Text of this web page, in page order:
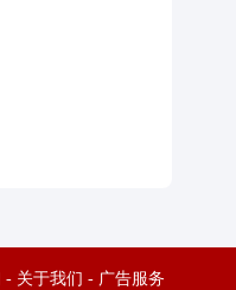
- 关于我们 - 广告服务